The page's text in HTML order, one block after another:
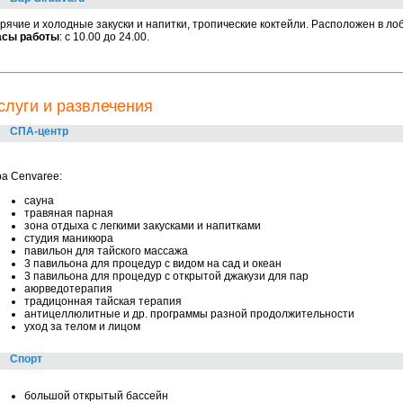
и холодные закуски и напитки, тропические коктейли. Расположен в
работы: с 10.00 до 24.00.
и развлечения
СПА-центр
Cenvaree:
сауна
травяная парная
зона отдыха с легкими закусками и напитками
студия маникюра
павильон для тайского массажа
3 павильона для процедур с видом на сад и океан
3 павильона для процедур с открытой джакузи для пар
аюрведотерапия
традицонная тайская терапия
антицеллюлитные и др. программы разной продолжительности
уход за телом и лицом
Спорт
большой открытый бассейн